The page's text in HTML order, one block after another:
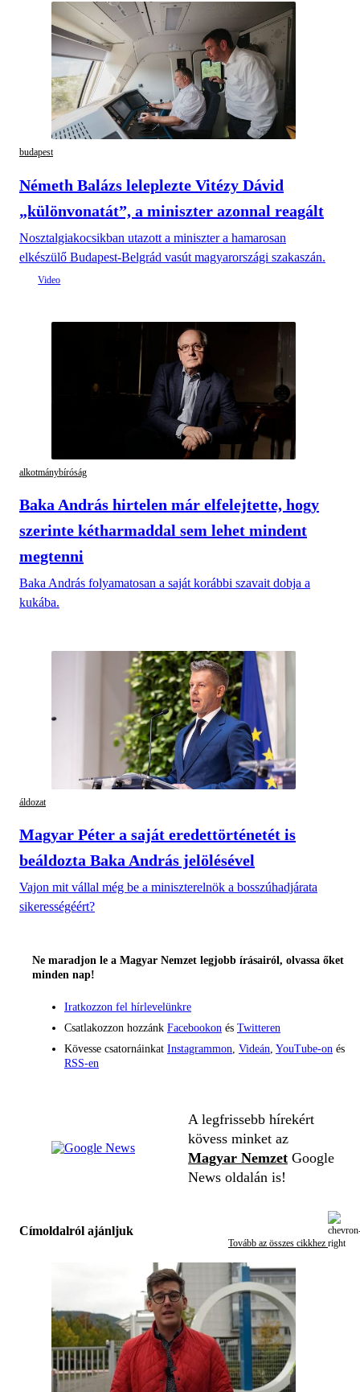
budapest
Németh Balázs leleplezte Vitézy Dávid
„különvonatát”, a miniszter azonnal reagált
Nosztalgiakocsikban utazott a miniszter a hamarosan
elkészülő Budapest-Belgrád vasút magyarországi szakaszán.
alkotmánybíróság
Baka András hirtelen már elfelejtette, hogy
szerinte kétharmaddal sem lehet mindent
megtenni
Baka András folyamatosan a saját korábbi szavait dobja a
kukába.
áldozat
Magyar Péter a saját eredettörténetét is
beáldozta Baka András jelölésével
Vajon mit vállal még be a miniszterelnök a bosszúhadjárata
sikerességéért?
Ne maradjon le a Magyar Nemzet legjobb írásairól, olvassa őket
minden nap!
Iratkozzon fel hírlevelünkre
Csatlakozzon hozzánk Facebookon és Twitteren
Kövesse csatornáinkat Instagrammon, Videán, YouTube-on és
RSS-en
A legfrissebb hírekért
kövess minket az
Magyar Nemzet Google
News oldalán is!
Címoldalról ajánljuk
Tovább az összes cikkhez